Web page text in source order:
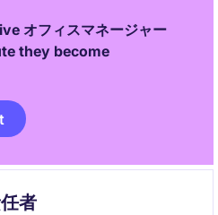
オフィスマネージャー
they become
者